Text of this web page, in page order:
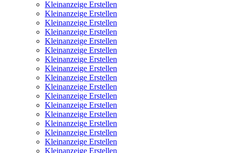
Kleinanzeige Erstellen
Kleinanzeige Erstellen
Kleinanzeige Erstellen
Kleinanzeige Erstellen
Kleinanzeige Erstellen
Kleinanzeige Erstellen
Kleinanzeige Erstellen
Kleinanzeige Erstellen
Kleinanzeige Erstellen
Kleinanzeige Erstellen
Kleinanzeige Erstellen
Kleinanzeige Erstellen
Kleinanzeige Erstellen
Kleinanzeige Erstellen
Kleinanzeige Erstellen
Kleinanzeige Erstellen
Kleinanzeige Erstellen